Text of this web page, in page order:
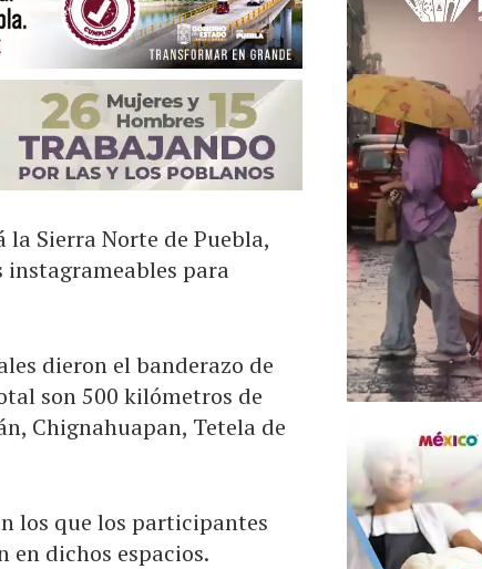
la Sierra Norte de Puebla,
para
dieron el banderazo de
son 500 kilómetros de
Chignahuapan, Tetela de
los que los participantes
en dichos espacios.